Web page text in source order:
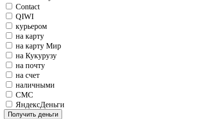
Contact
QIWI
курьером
на карту
на карту Мир
на Кукурузу
на почту
на счет
наличными
СМС
ЯндексДеньги